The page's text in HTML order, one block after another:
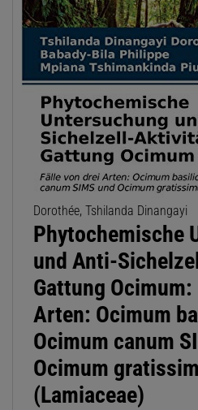
Dorothée, Tshilanda Dinangayi
Phytochemische
und Anti-
Gattung
Arten: Ocimum
Ocimum canum
Ocimum
(Lamiaceae)